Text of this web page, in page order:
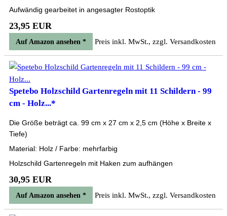
Aufwändig gearbeitet in angesagter Rostoptik
23,95 EUR
Auf Amazon ansehen * Preis inkl. MwSt., zzgl. Versandkosten
Spetebo Holzschild Gartenregeln mit 11 Schildern - 99
cm - Holz...*
Die Größe beträgt ca. 99 cm x 27 cm x 2,5 cm (Höhe x Breite x
Tiefe)
Material: Holz / Farbe: mehrfarbig
Holzschild Gartenregeln mit Haken zum aufhängen
30,95 EUR
Auf Amazon ansehen * Preis inkl. MwSt., zzgl. Versandkosten